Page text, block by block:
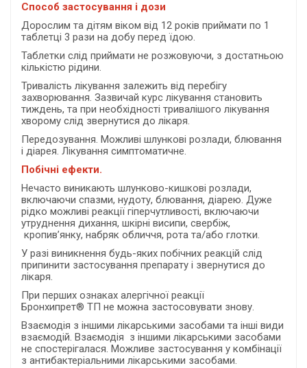
Способ застосування і дози
Дорослим та дітям віком від 12 років приймати по 1
таблетці 3 рази на добу перед їдою.
Таблетки слід приймати не розжовуючи, з достатньою
кількістю рідини.
Тривалість лікування залежить від перебігу
захворювання. Зазвичай курс лікування становить
тиждень, та при необхідності тривалішого лікування
хворому слід звернутися до лікаря.
Передозування. Можливі шлункові розлади, блювання
і діарея. Лікування симптоматичне.
Побічні ефекти.
Нечасто виникають шлунково-кишкові розлади,
включаючи спазми, нудоту, блювання, діарею. Дуже
рідко можливі реакції гіперчутливості, включаючи
утруднення дихання, шкірні висипи, свербіж,
кропив’янку, набряк обличчя, рота та/або глотки.
У разі виникнення будь-яких побічних реакцій слід
припинити застосування препарату і звернутися до
лікаря.
При перших ознаках алергічної реакції
Бронхипрет® ТП не можна застосовувати знову.
Взаємодія з іншими лікарськими засобами та інші види
взаємодій. Взаємодія з іншими лікарськими засобами
не спостерігалася. Можливе застосування у комбінації
з антибактеріальними лікарськими засобами.